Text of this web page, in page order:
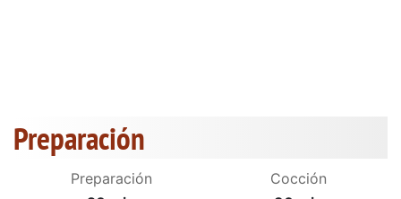
Preparación
Preparación
Cocción